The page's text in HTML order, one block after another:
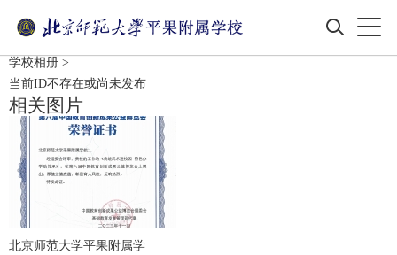
学校相册 >
当前ID不存在或尚未发布
相关图片
北京师范大学平果附属学